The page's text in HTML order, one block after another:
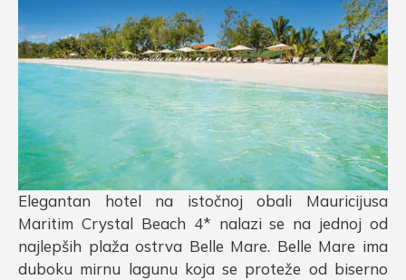
Elegantan hotel na istočnoj obali Mauricijusa
Maritim Crystal Beach 4* nalazi se na jednoj od
najlepših plaža ostrva Belle Mare. Belle Mare ima
duboku mirnu lagunu koja se proteže od biserno